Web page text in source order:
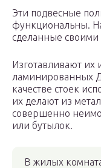
Эти подвесные
функциональны.
сделанные своими
Изготавливают
ламинированных
качестве стоек
их делают из
совершенно
или бутылок.
В жилых